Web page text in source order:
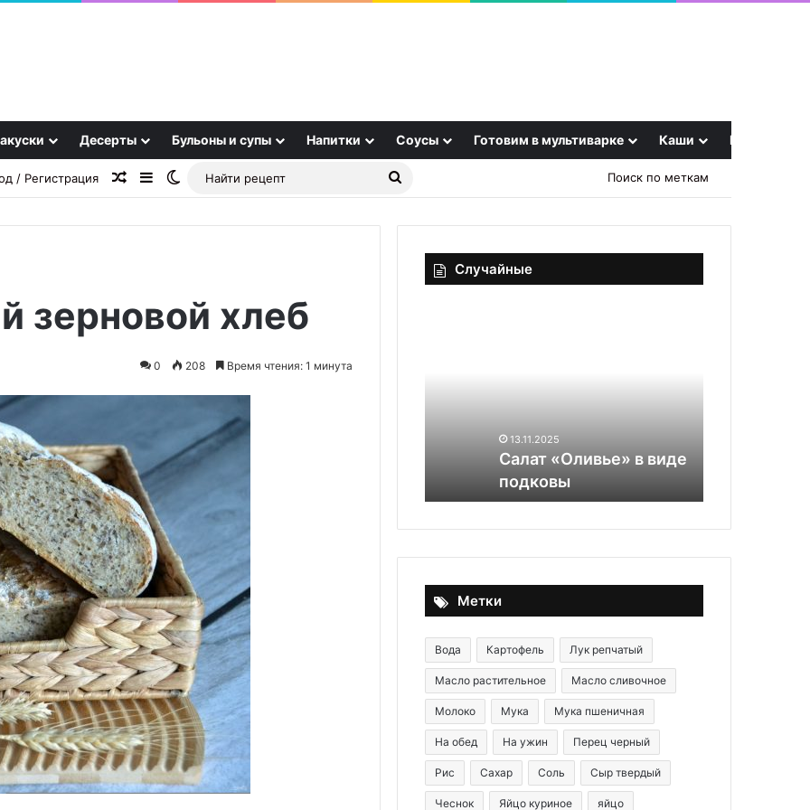
Десерты Бульоны и супы Напитки Соусы Готовим в мультиварке Каши Еще
/ Регистрация Случайная статья
SidebarSwitch skin
Найти
Поиск по меткам
зерновой хлеб
0 208 Время чтения: 1 минута
Случайные
запеченная с
Ленивые
голубцы
29.05.2020
Ленивые голубцы
Салат «Оливье» в виде
подковы
Метки
Вода Картофель Лук репчатый
Масло растительное Масло сливочное
Молоко Мука Мука пшеничная
На обед На ужин Перец черный
Рис Сахар Соль Сыр твердый
Чеснок Яйцо куриное яйцо